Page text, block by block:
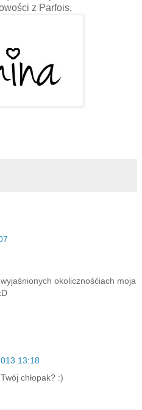
z Parfois.
okolicznośćiach moja
13:18
chłopak? :)